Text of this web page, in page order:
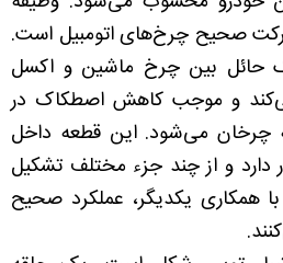
صحیح چرخ‌های اتومبیل است.
حائل بین چرخ ماشین و اکسل
و موجب کاهش اصطکاک در
می‌شود. این قطعه داخل
دارد و از چند جزء مختلف تشکیل
همکاری یکدیگر، عملکرد صحیح